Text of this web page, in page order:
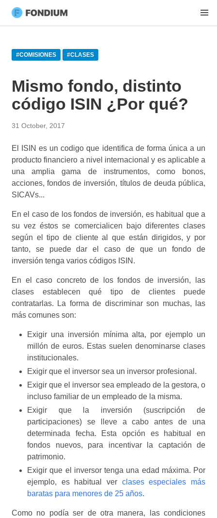
#COMISIONES #CLASES
Mismo fondo, distinto
código ISIN ¿Por qué?
31 October, 2017
El ISIN es un codigo que identifica de forma única a un
producto financiero a nivel internacional y es aplicable a
una amplia gama de instrumentos, como bonos,
acciones, fondos de inversión, títulos de deuda pública,
SICAVs...
En el caso de los fondos de inversión, es habitual que a
su vez éstos se comercialicen bajo diferentes clases
según el tipo de cliente al que están dirigidos, y por
tanto, se puede dar el caso de que un fondo de
inversión tenga varios códigos ISIN.
En el caso concreto de los fondos de inversión, las
clases establecen qué tipo de clientes puede
contratarlas. La forma de discriminar son muchas, las
más comunes son:
Exigir una inversión mínima alta, por ejemplo un
millón de euros. Estas suelen denominarse clases
institucionales.
Exigir que el inversor sea un inversor profesional.
Exigir que el inversor sea empleado de la gestora, o
incluso familiar de un empleado de la misma.
Exigir que la inversión (suscripción de
participaciones) se lleve a cabo antes de una
determinada fecha. Esta opción es habitual en
fondos nuevos, para incentivar la captación de
patrimonio.
Exigir que el inversor tenga una edad máxima. Por
ejemplo, es habitual ver clases especiales más
baratas para menores de 25 años.
Como no podía ser de otra manera, las condiciones